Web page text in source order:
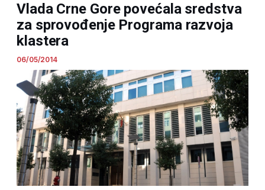
Vlada Crne Gore povećala sredstva
za sprovođenje Programa razvoja
klastera
06/05/2014